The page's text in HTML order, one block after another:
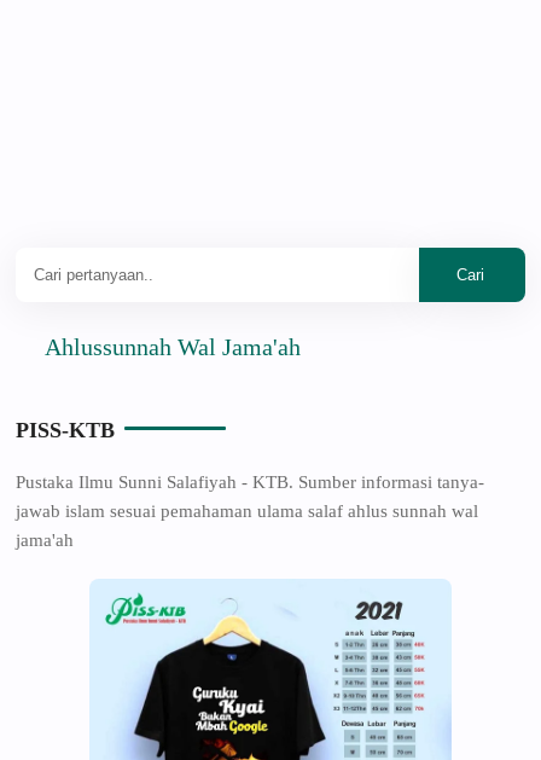
Ahlussunnah Wal Jama'ah
PISS-KTB
Pustaka Ilmu Sunni Salafiyah - KTB. Sumber informasi tanya-
jawab islam sesuai pemahaman ulama salaf ahlus sunnah wal
jama'ah